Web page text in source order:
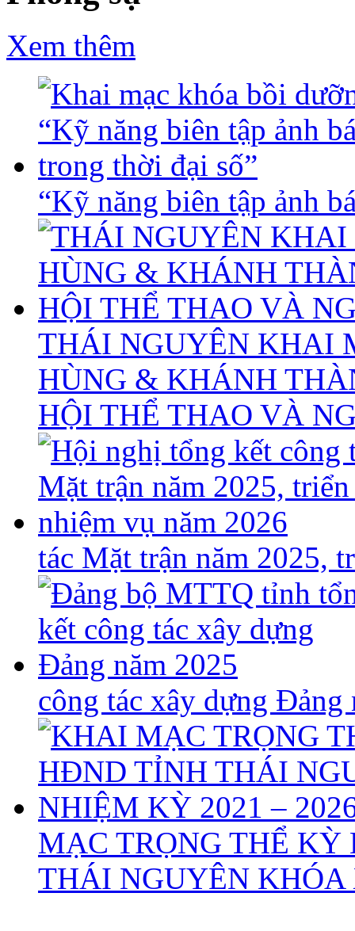
Xem thêm
“Kỹ năng biên tập ảnh
THÁI NGUYÊN KHAI
HÙNG & KHÁNH
HỘI THỂ THAO VÀ
tác Mặt trận năm 2025,
công tác xây dựng Đảng
MẠC TRỌNG THỂ
THÁI NGUYÊN KHÓA